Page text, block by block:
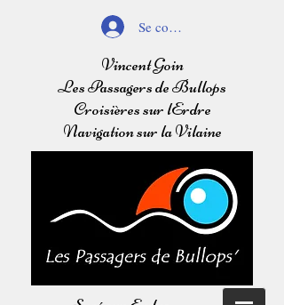
Se connecter
Vincent Goin
Les Passagers de Bullops
Croisières sur lErdre
Navigation sur la Vilaine